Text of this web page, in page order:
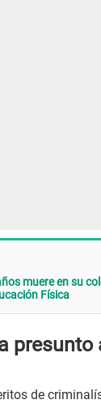
muere en su
Física
presunto
de